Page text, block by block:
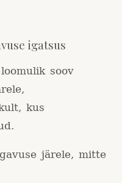
igatsus
soov
kus
järele, mitte